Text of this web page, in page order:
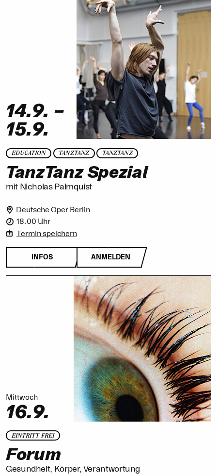
Deutsche Oper Berlin
18.00 Uhr
Termin speichern
INFOS ANMELDEN
EDUCATION TANZTANZ TANZTANZ
TanzTanz Spezial
mit Nicholas Palmquist
14.9. –
15.9.
EINTRITT FREI
Forum
Gesundheit, Körper, Verantwortung
Mittwoch
16.9.